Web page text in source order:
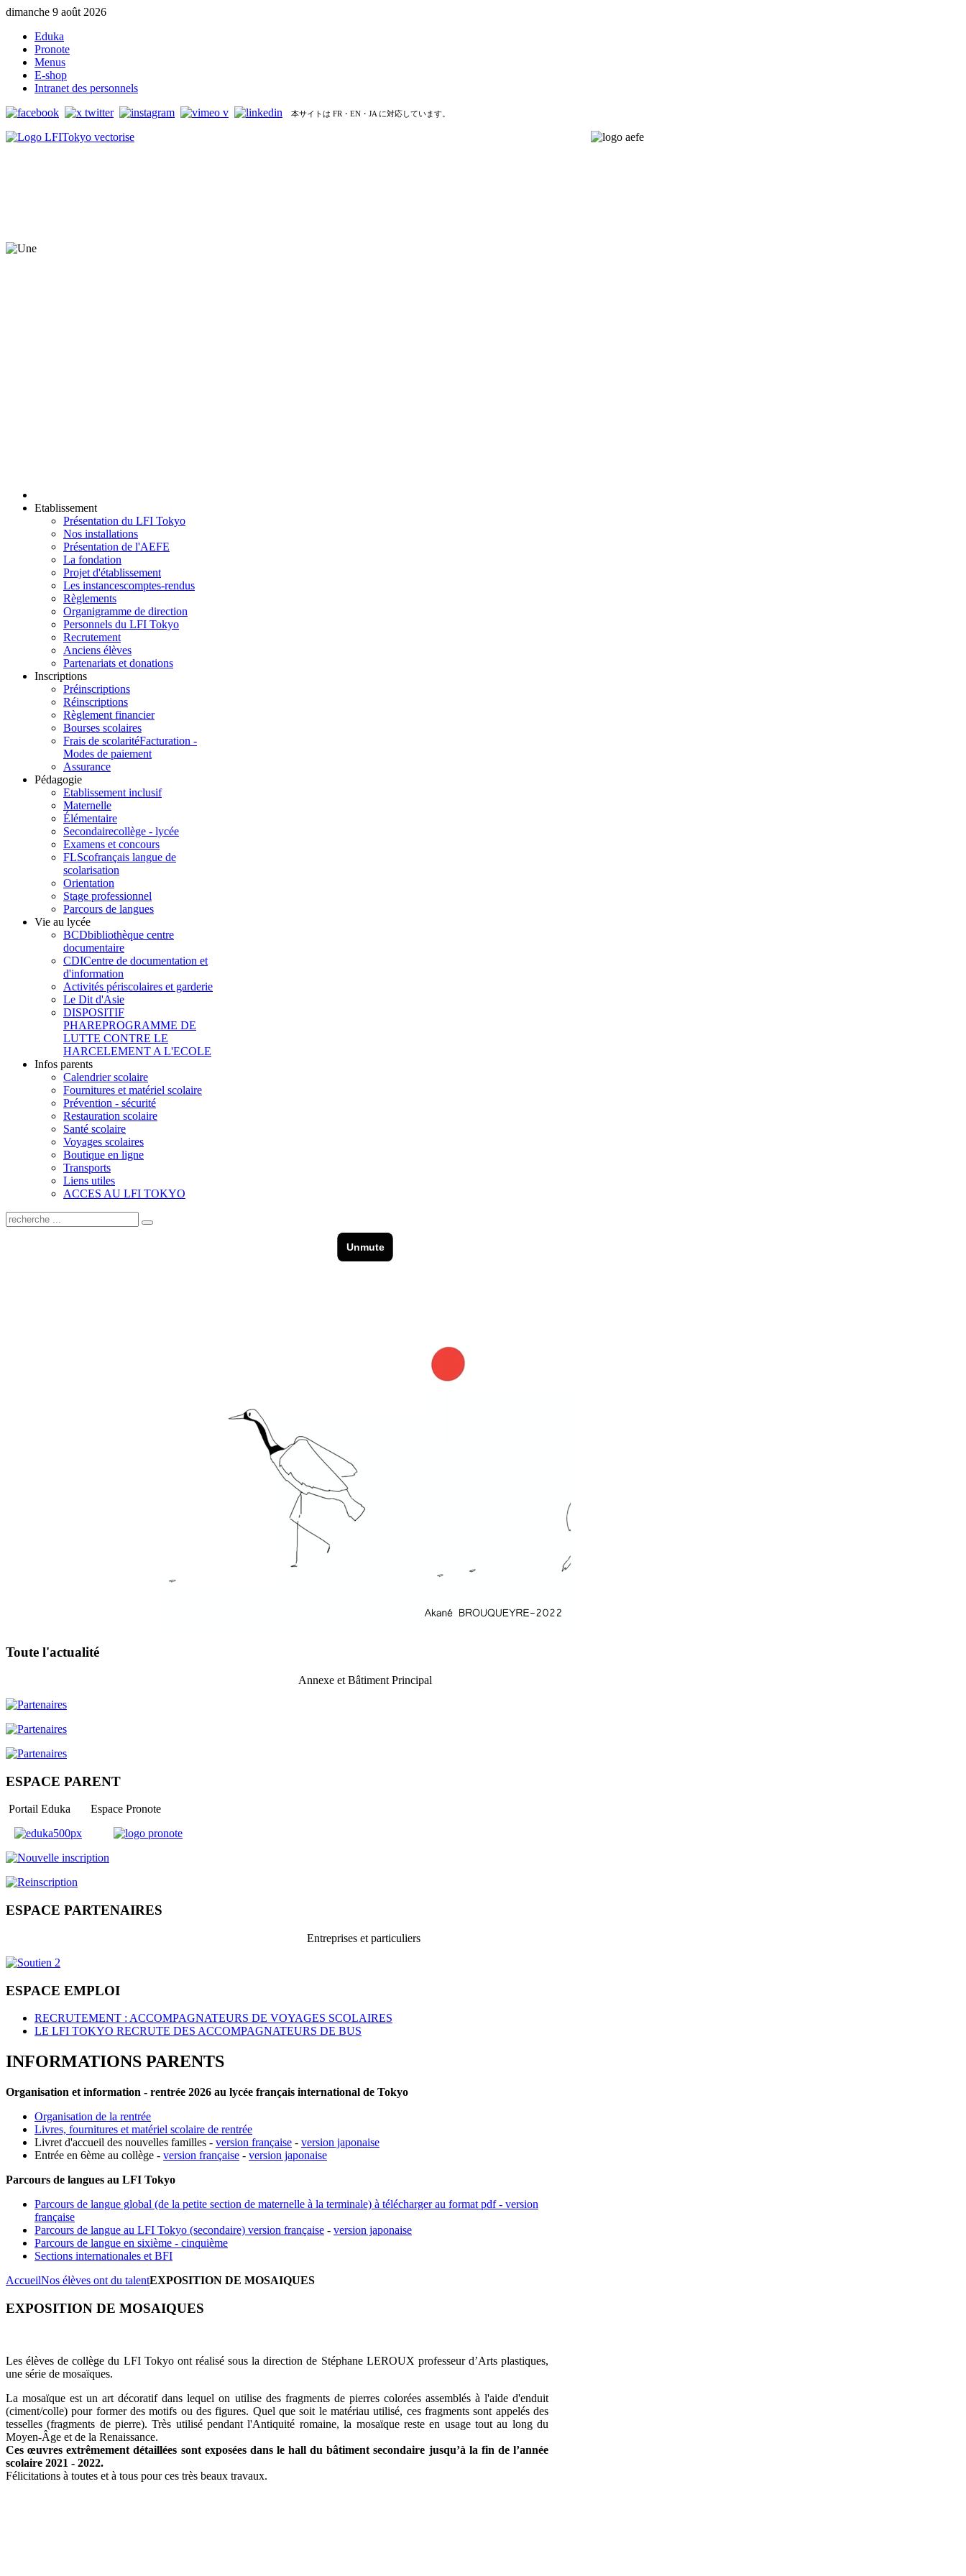
dimanche 9 août 2026
Eduka
Pronote
Menus
E-shop
Intranet des personnels
本サイトは FR・EN・JA に対応しています。
Etablissement
Présentation du LFI Tokyo
Nos installations
Présentation de l'AEFE
La fondation
Projet d'établissement
Les instancescomptes-rendus
Règlements
Organigramme de direction
Personnels du LFI Tokyo
Recrutement
Anciens élèves
Partenariats et donations
Inscriptions
Préinscriptions
Réinscriptions
Règlement financier
Bourses scolaires
Frais de scolaritéFacturation -
Modes de paiement
Assurance
Pédagogie
Etablissement inclusif
Maternelle
Élémentaire
Secondairecollège - lycée
Examens et concours
FLScofrançais langue de
scolarisation
Orientation
Stage professionnel
Parcours de langues
Vie au lycée
BCDbibliothèque centre
documentaire
CDICentre de documentation et
d'information
Activités périscolaires et garderie
Le Dit d'Asie
DISPOSITIF
PHAREPROGRAMME DE
LUTTE CONTRE LE
HARCELEMENT A L'ECOLE
Infos parents
Calendrier scolaire
Fournitures et matériel scolaire
Prévention - sécurité
Restauration scolaire
Santé scolaire
Voyages scolaires
Boutique en ligne
Transports
Liens utiles
ACCES AU LFI TOKYO
Toute l'actualité
Annexe et Bâtiment Principal
ESPACE PARENT
Portail Eduka Espace Pronote
ESPACE PARTENAIRES
Entreprises et particuliers
ESPACE EMPLOI
RECRUTEMENT : ACCOMPAGNATEURS DE VOYAGES SCOLAIRES
LE LFI TOKYO RECRUTE DES ACCOMPAGNATEURS DE BUS
INFORMATIONS PARENTS
Organisation et information - rentrée 2026 au lycée français international de Tokyo
Organisation de la rentrée
Livres, fournitures et matériel scolaire de rentrée
Livret d'accueil des nouvelles familles - version française - version japonaise
Entrée en 6ème au collège - version française - version japonaise
Parcours de langues au LFI Tokyo
Parcours de langue global (de la petite section de maternelle à la terminale) à télécharger au format pdf - version
française
Parcours de langue au LFI Tokyo (secondaire) version française - version japonaise
Parcours de langue en sixième - cinquième
Sections internationales et BFI
AccueilNos élèves ont du talentEXPOSITION DE MOSAIQUES
EXPOSITION DE MOSAIQUES
Les élèves de collège du LFI Tokyo ont réalisé sous la direction de Stéphane LEROUX professeur d’Arts plastiques,
une série de mosaïques.
La mosaïque est un art décoratif dans lequel on utilise des fragments de pierres colorées assemblés à l'aide d'enduit
(ciment/colle) pour former des motifs ou des figures. Quel que soit le matériau utilisé, ces fragments sont appelés des
tesselles (fragments de pierre). Très utilisé pendant l'Antiquité romaine, la mosaïque reste en usage tout au long du
Moyen-Âge et de la Renaissance.
Ces œuvres extrêmement détaillées sont exposées dans le hall du bâtiment secondaire jusqu’à la fin de l’année
scolaire 2021 - 2022.
Félicitations à toutes et à tous pour ces très beaux travaux.